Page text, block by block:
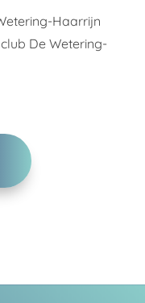
Haarrijn
De Wetering-